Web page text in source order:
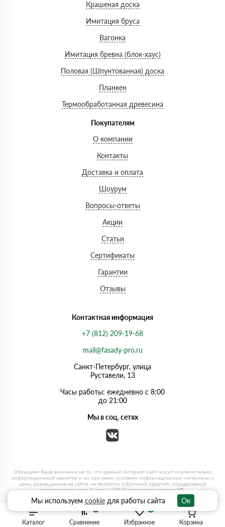
Каталог Избранное
Сравнение Корзина
Крашеная доска
Имитация бруса
Вагонка
Имитация бревна (блок-хаус)
Половая (Шпунтованная) доска
Планкен
Термообработанная древесина
Покупателям
О компании
Контакты
Доставка и оплата
Шоурум
Вопросы-ответы
Акции
Статьи
Сертификаты
Гарантии
Отзывы
Контактная информация
+7 (812) 209-19-68
mail@fasady-pro.ru
Санкт-Петербург, улица
Руставели, 13
Часы работы: ежедневно с 8:00
до 21:00
Мы в соц. сетях
Мы используем cookieдля работы сайта Ок